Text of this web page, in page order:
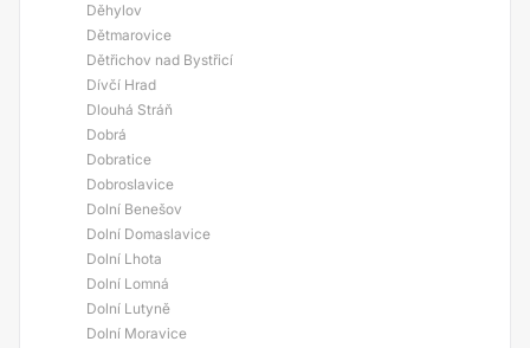
Děhylov
Dětmarovice
Dětřichov nad Bystřicí
Dívčí Hrad
Dlouhá Stráň
Dobrá
Dobratice
Dobroslavice
Dolní Benešov
Dolní Domaslavice
Dolní Lhota
Dolní Lomná
Dolní Lutyně
Dolní Moravice